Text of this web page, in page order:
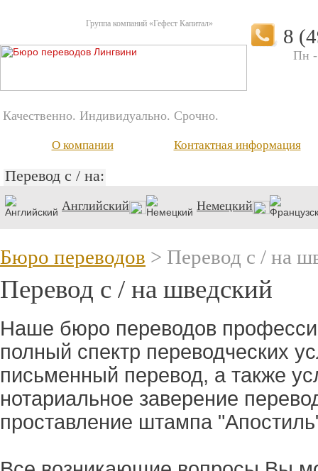
Группа компаний «Гефест Капитал»
8
Пн -
Качественно. Индивидуально. Срочно.
О компании Контактная информация
Перевод с / на:
Английский Немецкий
Бюро переводов > Перевод с / на
Перевод с / на шведский
Наше бюро переводов
полный спектр переводческих
письменный перевод, а также
нотариальное заверение
проставление штампа